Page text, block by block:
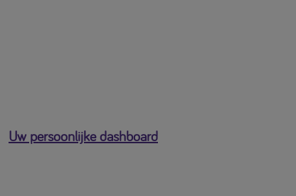
Uw persoonlijke dashboard